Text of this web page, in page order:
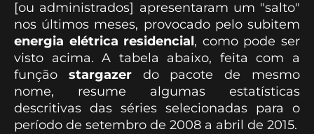
[ou administrados] apresentaram um "salto"
nos últimos meses, provocado pelo subitem
energia elétrica residencial, como pode ser
visto acima. A tabela abaixo, feita com a
função stargazer do pacote de mesmo
nome, resume algumas estatísticas
descritivas das séries selecionadas para o
período de setembro de 2008 a abril de 2015.